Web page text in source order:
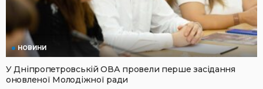
НОВИНИ
У Дніпропетровській ОВА провели перше засідання
оновленої Молодіжної ради